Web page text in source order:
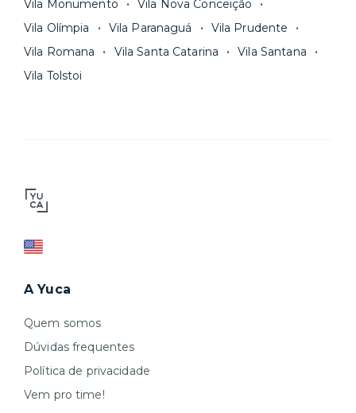
Vila Monumento
Vila Nova Conceição
Vila Olímpia
Vila Paranaguá
Vila Prudente
Vila Romana
Vila Santa Catarina
Vila Santana
Vila Tolstoi
A Yuca
Quem somos
Dúvidas frequentes
Política de privacidade
Vem pro time!